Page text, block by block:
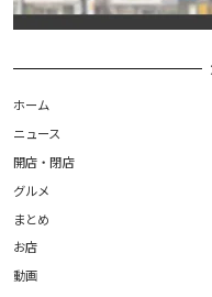
ホーム
ニュース
開店・閉店
グルメ
まとめ
お店
動画